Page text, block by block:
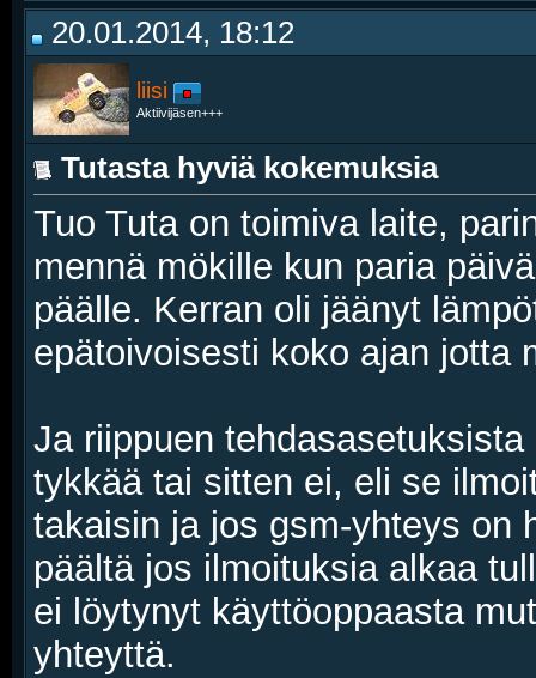
20.01.2014, 18:12
liisi
Aktiivijäsen+++
Tutasta hyviä kokemuksia
Tuo Tuta on toimiva laite,
mennä mökille kun paria
päälle. Kerran oli jäänyt
epätoivoisesti koko ajan jotta
Ja riippuen
tykkää tai sitten ei, eli se
takaisin ja jos gsm-yhteys on
päältä jos ilmoituksia alkaa
ei löytynyt käyttöoppaasta
yhteyttä.